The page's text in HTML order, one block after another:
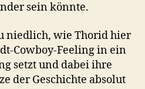
sein könnte.
niedlich, wie Thorid hier
Cowboy-Feeling in ein
setzt und dabei ihre
der Geschichte absolut